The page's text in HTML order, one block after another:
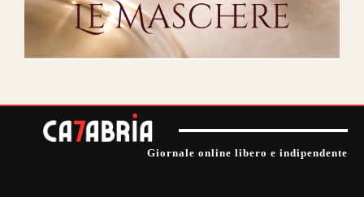
Giornale online libero e indipendente